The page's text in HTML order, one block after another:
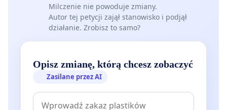
Milczenie nie powoduje zmiany.
Autor tej petycji zajął stanowisko i podjął
działanie. Zrobisz to samo?
Opisz zmianę, którą chcesz zobaczyć
Zasilane przez AI